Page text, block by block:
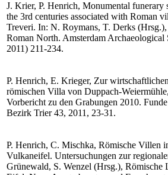
J. Krier, P. Henrich, Monumental funerary
the 3rd centuries associated with Roman
Treveri. In: N. Roymans, T. Derks
Roman North. Amsterdam Archaeological
2011) 211-234.
P. Henrich, E. Krieger, Zur
römischen Villa von Duppach-
Vorbericht zu den Grabungen 2010.
Bezirk Trier 43, 2011, 23-31.
P. Henrich, C. Mischka, Römische Villen
Vulkaneifel. Untersuchungen zur
Grünewald, S. Wenzel (Hrsg.), Römische